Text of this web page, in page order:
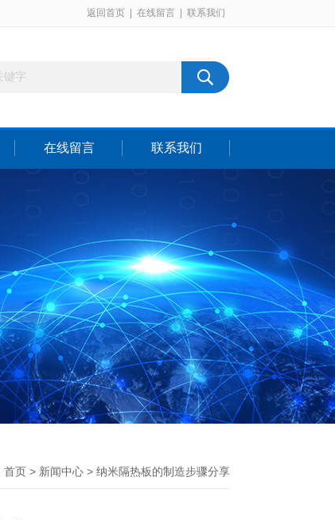
返回首页 在线留言 联系我们
在线留言 联系我们
首页 > 新闻中心 > 纳米隔热板的制造步骤分享